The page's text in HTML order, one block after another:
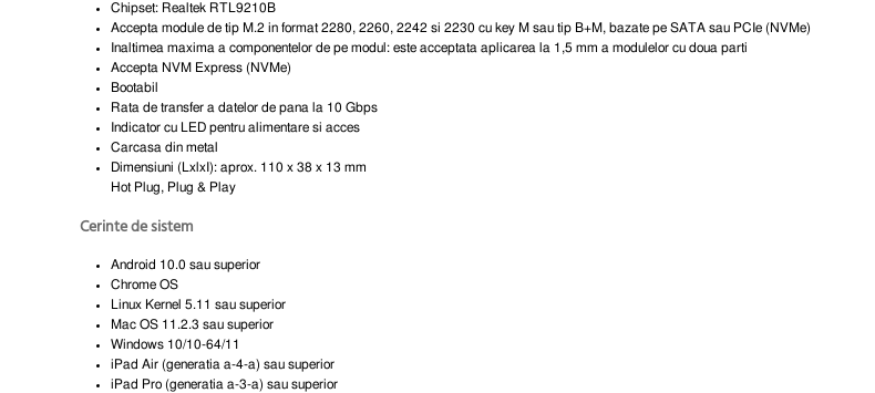
Chipset: Realtek RTL9210B
Accepta module de tip M.2 in format 2280, 2260, 2242 si 2230 cu key M sau tip B+M, bazate pe SATA sau PCIe (NVMe)
Inaltimea maxima a componentelor de pe modul: este acceptata aplicarea la 1,5 mm a modulelor cu doua parti
Accepta NVM Express (NVMe)
Bootabil
Rata de transfer a datelor de pana la 10 Gbps
Indicator cu LED pentru alimentare si acces
Carcasa din metal
Dimensiuni (LxlxI): aprox. 110 x 38 x 13 mm
Hot Plug, Plug & Play
Cerinte de sistem
Android 10.0 sau superior
Chrome OS
Linux Kernel 5.11 sau superior
Mac OS 11.2.3 sau superior
Windows 10/10-64/11
iPad Air (generatia a-4-a) sau superior
iPad Pro (generatia a-3-a) sau superior